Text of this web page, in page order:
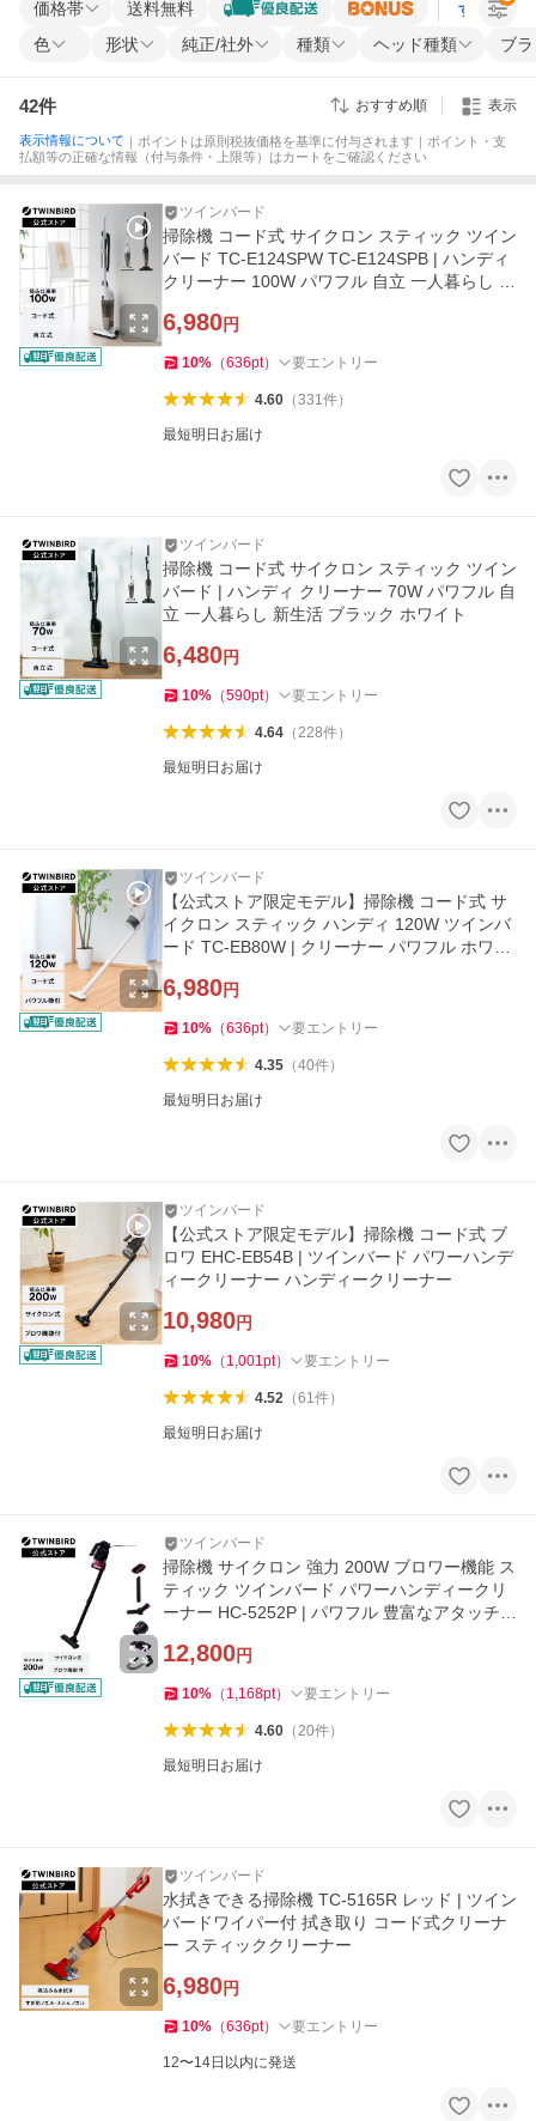
価格帯 送料無料 すべての条
色 形状 純正/社外 種類 ヘッド種類 ブ
42件 おすすめ順 表示
表示情報について ｜ポイントは原則税抜価格を基準に付与されます｜ポイント・支
払額等の正確な情報（付与条件・上限等）はカートをご確認ください
ツインバード
掃除機 コード式 サイクロン スティック ツイン
バード TC-E124SPW TC-E124SPB | ハンディ
クリーナー 100W パワフル 自立 一人暮らし 新
6,980円
10% （636pt） 要エントリー
4.60（331件）
最短明日お届け
ツインバード
掃除機 コード式 サイクロン スティック ツイン
バード | ハンディ クリーナー 70W パワフル 自
立 一人暮らし 新生活 ブラック ホワイト
6,480円
10% （590pt） 要エントリー
4.64（228件）
最短明日お届け
ツインバード
【公式ストア限定モデル】掃除機 コード式 サ
イクロン スティック ハンディ 120W ツインバ
ード TC-EB80W | クリーナー パワフル ホワイ
6,980円
10% （636pt） 要エントリー
4.35（40件）
最短明日お届け
ツインバード
【公式ストア限定モデル】掃除機 コード式 ブ
ロワ EHC-EB54B | ツインバード パワーハンデ
ィークリーナー ハンディークリーナー
10,980円
10% （ 1,001pt） 要エントリー
4.52（61件）
最短明日お届け
ツインバード
掃除機 サイクロン 強力 200W ブロワー機能 ス
ティック ツインバード パワーハンディークリ
ーナー HC-5252P | パワフル 豊富なアタッチメ
12,800円
10% （ 1,168pt） 要エントリー
4.60（20件）
最短明日お届け
ツインバード
水拭きできる掃除機 TC-5165R レッド | ツイン
バードワイパー付 拭き取り コード式クリーナ
ー スティッククリーナー
6,980円
10% （636pt） 要エントリー
12〜14日以内に発送